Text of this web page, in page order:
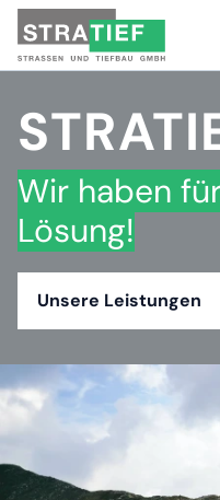
Wir haben
Lösung!
Unsere Leistungen